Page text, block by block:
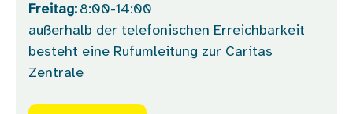
Freitag: 8:00-14:00
außerhalb der telefonischen Erreichbarkeit
besteht eine Rufumleitung zur Caritas
Zentrale